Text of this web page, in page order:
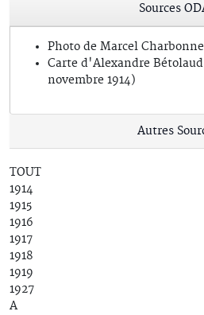
Sources
Photo de Marcel
Carte d'Alexandre
novembre 1914)
Autres
TOUT
1914
1915
1916
1917
1918
1919
1927
A